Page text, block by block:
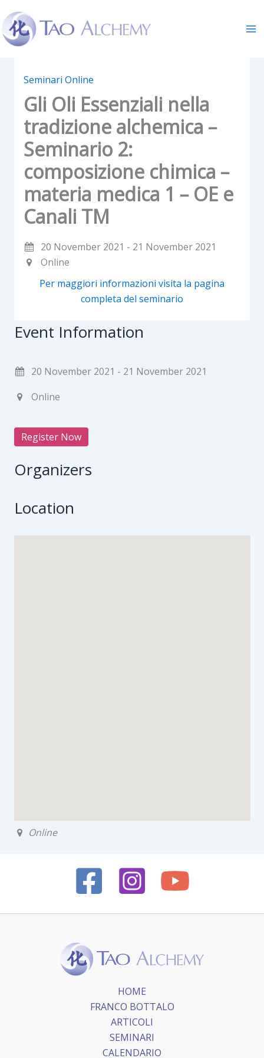
content
Seminari Online
Gli Oli Essenziali nella
tradizione alchemica –
Seminario 2:
composizione chimica –
materia medica 1 – OE e
Canali TM
20 November 2021 - 21 November 2021
Online
Per maggiori informazioni visita la pagina
completa del seminario
Event Information
20 November 2021 - 21 November 2021
Online
Register Now
Organizers
Location
Online
HOME
FRANCO BOTTALO
ARTICOLI
SEMINARI
CALENDARIO